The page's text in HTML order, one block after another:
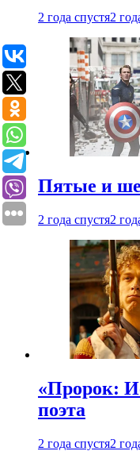
2 года спустя2
Пятые и
2 года спустя2
«Пророк:
поэта
2 года спустя2